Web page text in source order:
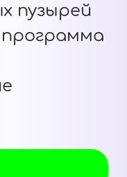
пузырей